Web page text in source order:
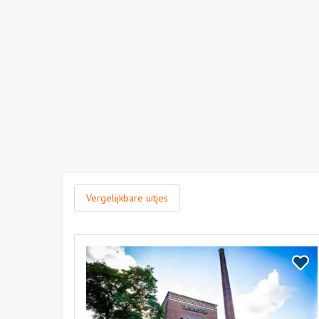
Vergelijkbare uitjes
Bekijk
De
De
Machinist